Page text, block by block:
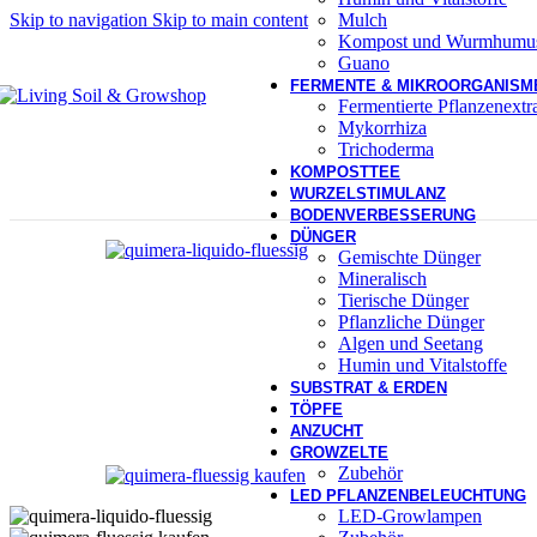
Skip to navigation Skip to main content
Mulch
Kompost und
Guano
FERMENTE &
Fermentierte
Mykorrhiza
Trichoderma
KOMPOSTTEE
WURZELSTIMULANZ
BODENVERBESSERUNG
DÜNGER
Gemischte Dünger
Mineralisch
Tierische Dünger
Pflanzliche Dünger
Algen und Seetang
Humin und Vitalstoffe
SUBSTRAT & ERDEN
TÖPFE
ANZUCHT
GROWZELTE
Zubehör
LED PFLANZENBELEUCHTUNG
LED-Growlampen